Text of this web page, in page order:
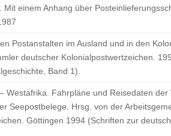
Mit einem Anhang über
Postanstalten im Ausland und in den
deutscher Kolonialpostwertzeichen.
Band 1).
Westafrika. Fahrpläne und Reisedaten
Seepostbelege. Hrsg. von der
Göttingen 1994 (Schriften zur